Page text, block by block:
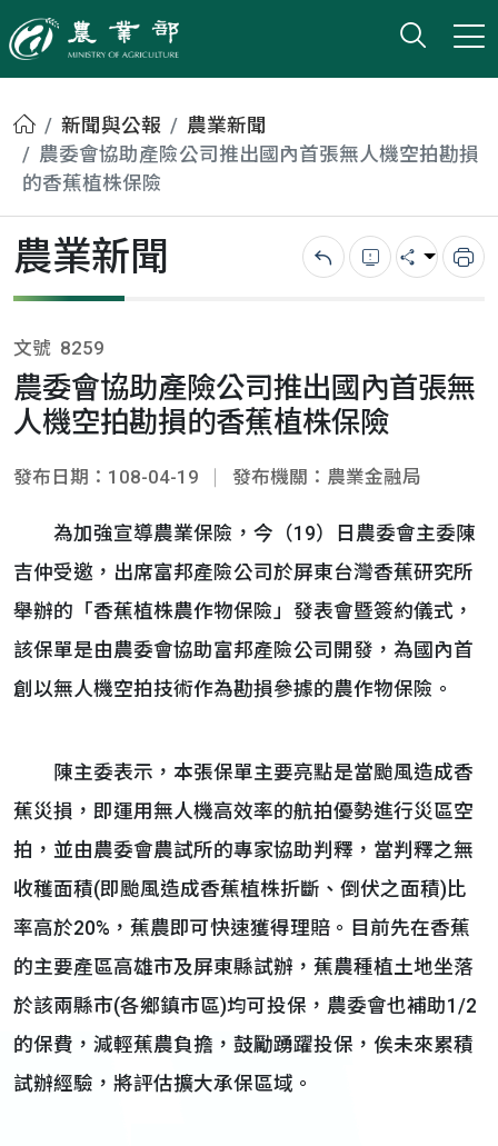
農業部
打開
小版
首頁新聞與公報
農業新聞
農委會協助產險公司推出國內首張無人機空拍勘損
的香蕉植株保險
農業新聞 回上一頁錯誤回報
分享 列
文號 8259
農委會協助產險公司推出國內首張無
人機空拍勘損的香蕉植株保險
發布日期：108-04-19 發布機關：農業金融局
為加強宣導農業保險，今（19）日農委會主委陳
吉仲受邀，出席富邦產險公司於屏東台灣香蕉研究所
舉辦的「香蕉植株農作物保險」發表會暨簽約儀式，
該保單是由農委會協助富邦產險公司開發，為國內首
創以無人機空拍技術作為勘損參據的農作物保險。
陳主委表示，本張保單主要亮點是當颱風造成香
蕉災損，即運用無人機高效率的航拍優勢進行災區空
拍，並由農委會農試所的專家協助判釋，當判釋之無
收穫面積(即颱風造成香蕉植株折斷、倒伏之面積)比
率高於20%，蕉農即可快速獲得理賠。目前先在香蕉
的主要產區高雄市及屏東縣試辦，蕉農種植土地坐落
於該兩縣市(各鄉鎮市區)均可投保，農委會也補助1/2
的保費，減輕蕉農負擔，鼓勵踴躍投保，俟未來累積
試辦經驗，將評估擴大承保區域。